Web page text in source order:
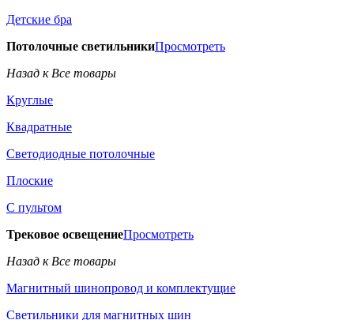
Детские бра
Потолочные светильникиПросмотреть
Назад к Все товары
Круглые
Квадратные
Светодиодные потолочные
Плоские
С пультом
Трековое освещениеПросмотреть
Назад к Все товары
Магнитный шинопровод и комплектущие
Светильники для магнитных шин